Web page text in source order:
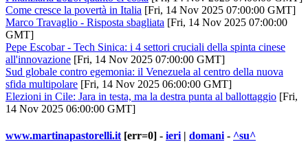
Come cresce la povertà in Italia [Fri, 14 Nov 2025 07:00:00 GMT]
Marco Travaglio - Risposta sbagliata [Fri, 14 Nov 2025 07:00:00
GMT]
Pepe Escobar - Tech Sinica: i 4 settori cruciali della spinta cinese
all'innovazione [Fri, 14 Nov 2025 07:00:00 GMT]
Sud globale contro egemonia: il Venezuela al centro della nuova
sfida multipolare [Fri, 14 Nov 2025 06:00:00 GMT]
Elezioni in Cile: Jara in testa, ma la destra punta al ballottaggio [Fri,
14 Nov 2025 06:00:00 GMT]
www.martinapastorelli.it [err=0] - ieri | domani - ^su^